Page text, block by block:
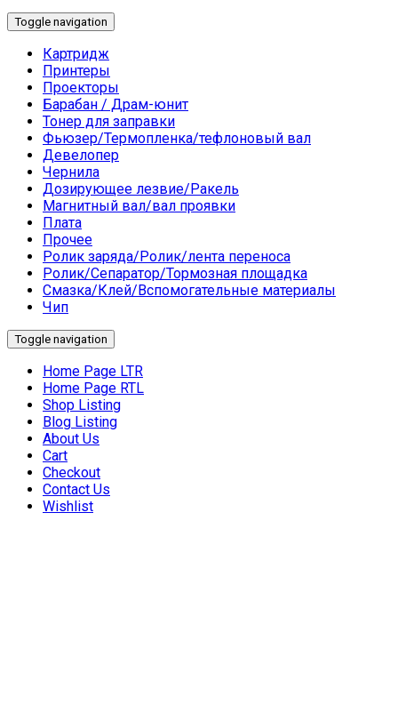
Toggle navigation
Картридж
Принтеры
Проекторы
Барабан / Драм-юнит
Тонер для заправки
Фьюзер/Термопленка/тефлоновый вал
Девелопер
Чернила
Дозирующее лезвие/Ракель
Магнитный вал/вал проявки
Плата
Прочее
Ролик заряда/Ролик/лента переноса
Ролик/Сепаратор/Тормозная площадка
Смазка/Клей/Вспомогательные материалы
Чип
Toggle navigation
Home Page LTR
Home Page RTL
Shop Listing
Blog Listing
About Us
Cart
Checkout
Contact Us
Wishlist